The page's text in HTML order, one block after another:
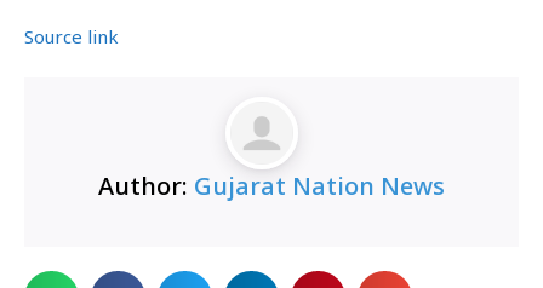
Source link
Author: Gujarat Nation News